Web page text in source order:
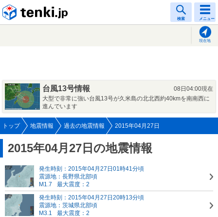
検索 メニュー
現在地
台風13号情報
08日04:00現在
大型で非常に強い台風13号が久米島の北北西約40kmを南南西に
進んでいます
トップ 地震情報 過去の地震情報 2015年04月27日
2015年04月27日の地震情報
発生時刻：2015年04月27日01時41分頃
震源地：長野県北部頃
M1.7
最大震度：2
発生時刻：2015年04月27日20時13分頃
震源地：茨城県北部頃
M3.1
最大震度：2